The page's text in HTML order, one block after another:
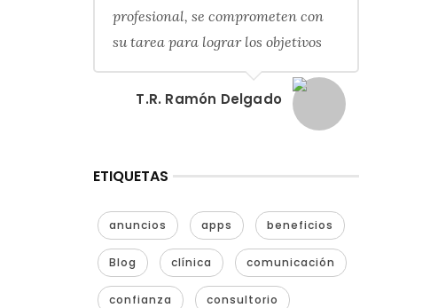
profesional, se comprometen con
su tarea para lograr los objetivos
T.R. Ramón Delgado
ETIQUETAS
anuncios apps beneficios
Blog clínica comunicación
confianza consultorio